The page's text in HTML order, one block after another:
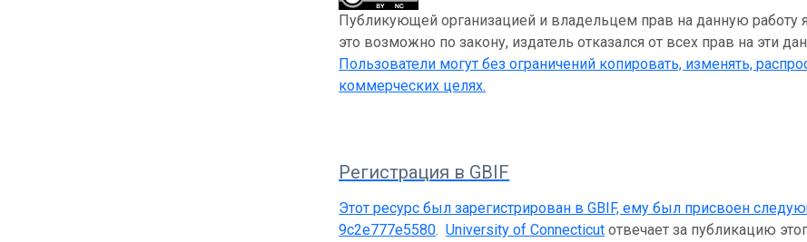
Публикующей организацией и владельцем прав на данную работу
это возможно по закону, издатель отказался от всех прав на эти
Пользователи могут без ограничений копировать, изменять,
коммерческих целях.
Регистрация в GBIF
Этот ресурс был зарегистрирован в GBIF, ему был присвоен
9c2e777e5580.University of Connecticut отвечает за публикацию